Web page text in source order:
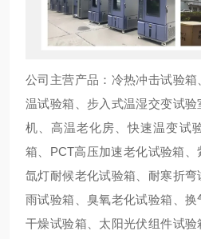
公司主营产品：冷热冲击试验
温试验箱、步入式温湿交变试
机、高温老化房、快速温变试
箱、PCT高压加速老化试验箱、
氙灯耐候老化试验箱、耐寒折
雨试验箱、臭氧老化试验箱、
干燥试验箱、太阳光伏组件试